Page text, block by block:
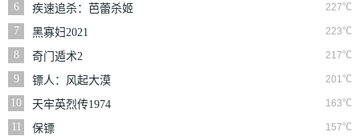
6
227℃
疾速追杀：芭蕾杀姬
7
223℃
黑寡妇2021
8
217℃
奇门遁术2
9
201℃
镖人：风起大漠
10
163℃
天牢英烈传1974
11
157℃
保镖